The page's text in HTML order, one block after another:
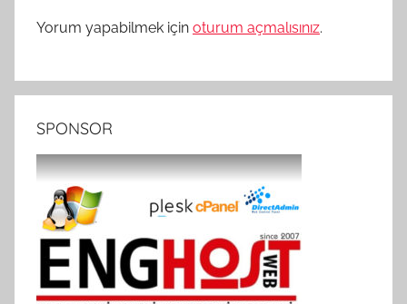
Yorum yapabilmek için oturum açmalısınız.
SPONSOR